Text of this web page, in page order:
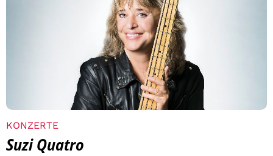
KONZERTE
Suzi Quatro